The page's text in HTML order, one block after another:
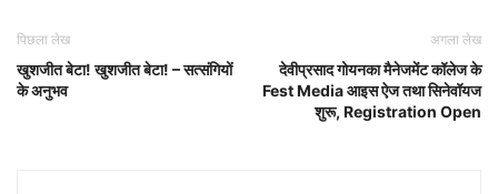
पिछला लेख
खुशजीत बेटा! खुशजीत बेटा! – सत्संगियों
के अनुभव
अगला लेख
देवीप्रसाद गोयनका मैनेजमेंट कॉलेज के
Fest Media आइस ऐज तथा सिनेवॉयज
शुरू, Registration Open